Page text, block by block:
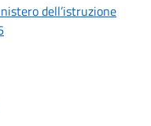
dell’istruzione